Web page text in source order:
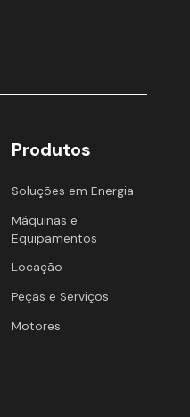
Produtos
Soluções em Energia
Máquinas e
Equipamentos
Locação
Peças e Serviços
Motores